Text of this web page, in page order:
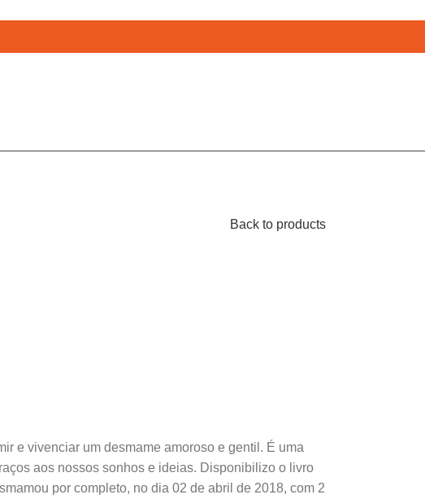
Back to products
e vivenciar um desmame amoroso e gentil. É uma
aos nossos sonhos e ideias. Disponibilizo o livro
por completo, no dia 02 de abril de 2018, com 2